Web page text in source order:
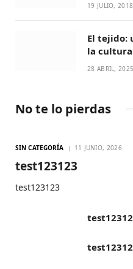
19 JULIO, 2018
El tejido:
la cultura
28 ABRIL, 2025
No te lo pierdas
SIN CATEGORÍA 11 JUNIO, 2026
test123123
test123123